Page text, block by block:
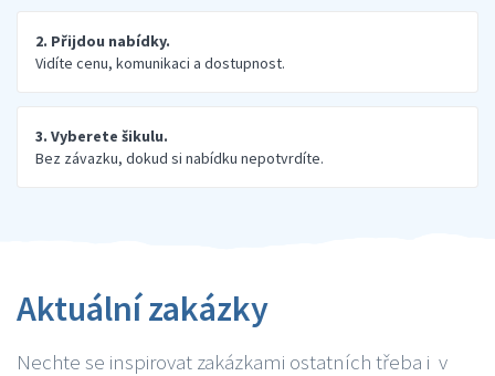
2. Přijdou nabídky.
Vidíte cenu, komunikaci a dostupnost.
3. Vyberete šikulu.
Bez závazku, dokud si nabídku nepotvrdíte.
Aktuální zakázky
Nechte se inspirovat zakázkami ostatních třeba i v